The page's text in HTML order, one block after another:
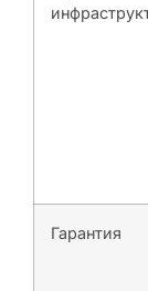
Гарантия